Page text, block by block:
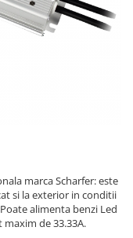
marca Scharfer: este
si la exterior in conditii
alimenta benzi Led
de 33.33A.